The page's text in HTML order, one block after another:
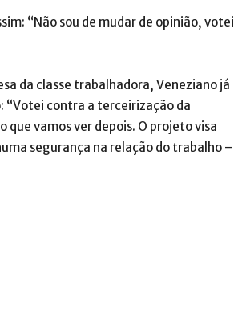
“Não sou de mudar de opinião, votei
da classe trabalhadora, Veneziano já
contra a terceirização da
que vamos ver depois. O projeto visa
segurança na relação do trabalho –